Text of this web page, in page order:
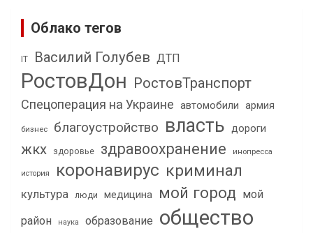
Облако тегов
IT Василий Голубев ДТП
РостовДон РостовТранспорт
Спецоперация на Украине автомобили армия
бизнес благоустройство власть дороги
жкх здоровье здравоохранение инопресса
история коронавирус криминал
культура люди медицина мой город мой
район
наука образование общество